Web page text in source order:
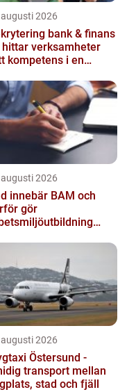
2026
bank & finans
hittar verksamheter
kompetens i en
2026
innebär BAM och
gör
2026
Östersund -
transport mellan
stad och fjäll